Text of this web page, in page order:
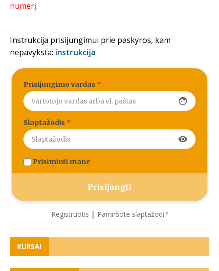
numerį.
Instrukcija prisijungimui prie paskyros, kam
nepavyksta: instrukcija
Prisijungimo vardas *
face
Slaptažodis *
visibility
Prisiminti mane
Registruotis | Pamiršote slaptažodį?
KURSAI